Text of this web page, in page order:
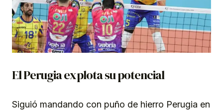
El Perugia explota su potencial
Siguió mandando con puño de hierro Perugia en